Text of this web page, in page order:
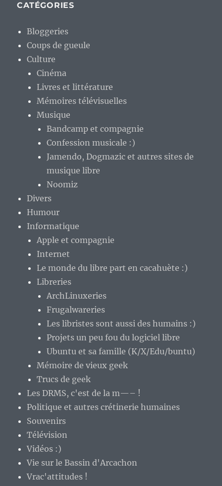
CATÉGORIES
Bloggeries
Coups de gueule
Culture
Cinéma
Livres et littérature
Mémoires télévisuelles
Musique
Bandcamp et compagnie
Confession musicale :)
Jamendo, Dogmazic et autres sites de
musique libre
Noomiz
Divers
Humour
Informatique
Apple et compagnie
Internet
Le monde du libre part en cacahuète :)
Libreries
ArchLinuxeries
Frugalwareries
Les libristes sont aussi des humains :)
Projets un peu fou du logiciel libre
Ubuntu et sa famille (K/X/Edu/buntu)
Mémoire de vieux geek
Trucs de geek
Les DRMS, c'est de la m—– !
Politique et autres crétinerie humaines
Souvenirs
Télévision
Vidéos :)
Vie sur le Bassin d'Arcachon
Vrac'attitudes !